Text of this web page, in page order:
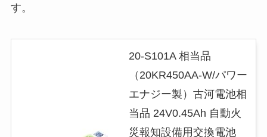
す。
20-S101A 相当品
（20KR450AA-W/パワー
エナジー製）古河電池相
当品 24V0.45Ah 自動火
災報知設備用交換電池